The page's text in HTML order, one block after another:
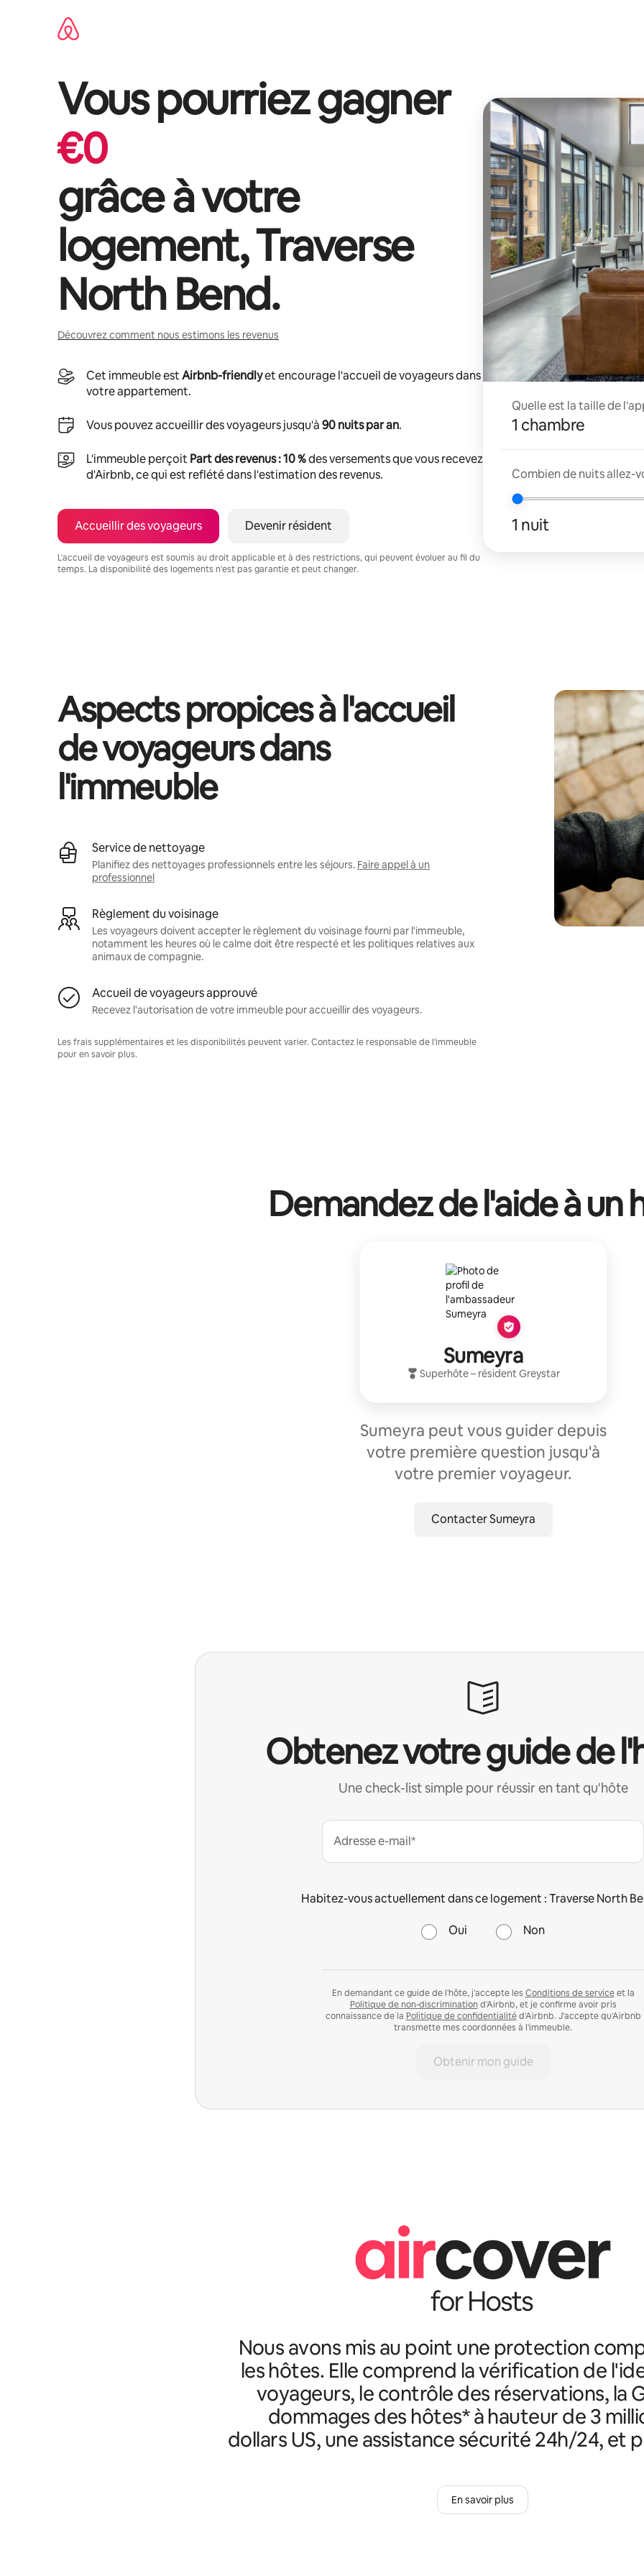
Vous pourriez gagner
€0
grâce à votre
logement,Traverse
North Bend.
Découvrez comment nous estimons les revenus
Cet immeuble estAirbnb-friendlyet encourage l'accueil de voyageurs dans
votre appartement.
Vous pouvez accueillir des voyageurs jusqu'à90 nuits par an.
L'immeuble perçoit Part des revenus : 10 %des versements que vous recevez
d'Airbnb, ce qui est reflété dans l'estimation des revenus.
Accueillir des voyageurs Devenir résident
L'accueil de voyageurs est soumis au droit applicable et à des restrictions, qui peuvent évoluer au fil du
temps. La disponibilité des logements n'est pas garantie et peut changer.
Quelle est la taille de
1 chambre
Combien de nuits allez-
1 nuit
Aspects propices à l'accueil
de voyageurs dans
l'immeuble
Service de nettoyage
Planifiez des nettoyages professionnels entre les séjours. Faire appel à un
professionnel
Règlement du voisinage
Les voyageurs doivent accepter le règlement du voisinage fourni par l'immeuble,
notamment les heures où le calme doit être respecté et les politiques relatives aux
animaux de compagnie.
Accueil de voyageurs approuvé
Recevez l'autorisation de votre immeuble pour accueillir des voyageurs.
Les frais supplémentaires et les disponibilités peuvent varier. Contactez le responsable de l'immeuble
pour en savoir plus.
Demandez de l'aide à un
Sumeyra
Superhôte– résidentGreystar
Sumeyra peut vous guider depuis
votre première question jusqu'à
votre premier voyageur.
Contacter Sumeyra
Obtenez votre guide de
Une check-list simple pour réussir en tant qu'hôte
Adresse e-mail*
Habitez-vous actuellement dans ce logement : Traverse North
Oui Non
En demandant ce guide de l'hôte, j'accepte les Conditions de serviceet la
Politique de non-discrimination d'Airbnb, et je confirme avoir pris
connaissance de la Politique de confidentialitéd'Airbnb. J'accepte qu'Airbnb
transmette mes coordonnées à l'immeuble.
Obtenir mon guide
Nous avons mis au point une protection
les hôtes. Elle comprend la vérification de
voyageurs, le contrôle des réservations, la
dommages des hôtes* à hauteur de 3
dollars US, une assistance sécurité 24h/24, et
En savoir plus